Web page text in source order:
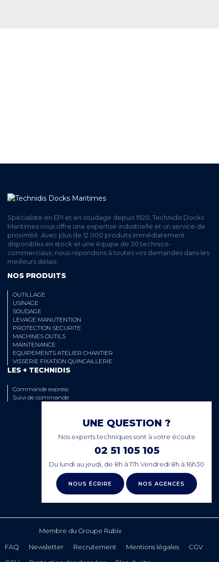
Spécialiste en EPI et en soudage depuis 1920, Technidis Docks
Maritimes vous offre une expertise industrielle et un service de
proximité. Avec plus de 12 000 produits immédiatement
disponibles en stock et une équipe de 30 technico-
commerciaux, nous répondons à toutes vos demandes dans les
meilleurs délais.
NOS PRODUITS
OUTILLAGE
USINAGE
SOUDAGE
LEVAGE MANUTENTION
PROTECTION SECURITE
MACHINES OUTILS
MAINTENANCE
EQUIPEMENTS ATELIER CHANTIER
VISSERIE FIXATION QUINCAILLERIE
LES + TECHNIDIS
Commande express
Suivi de commande
UNE QUESTION ?
Nos experts techniques sont à votre écoute
02 51 105 105
Du lundi au jeudi, de 8h à 17h Vendredi 8h à 16h30
NOUS ÉCRIRE NOS AGENCES
Membre du Groupe Rubix
FAQ Newsletter Recrutement Mentions légales
CGV